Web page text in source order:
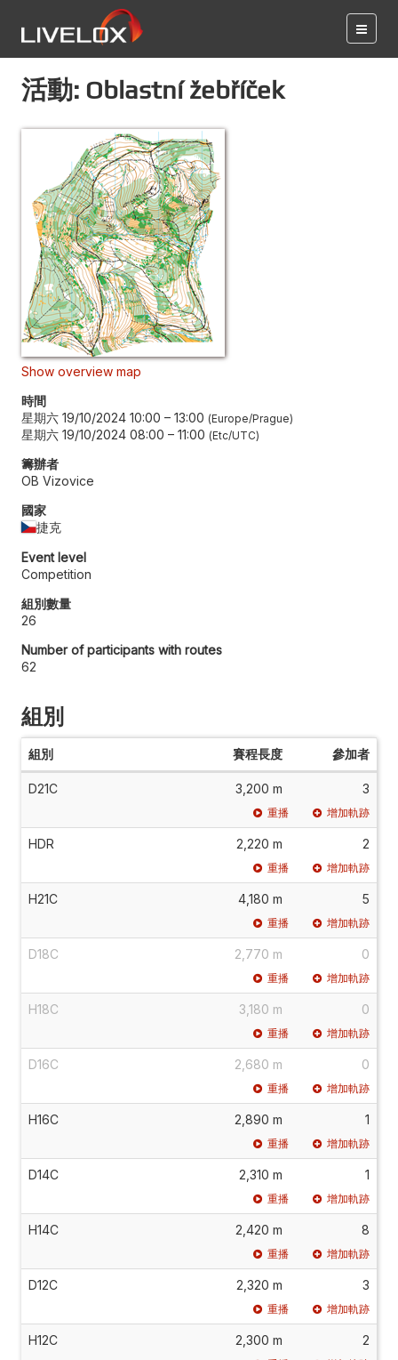
活動: Oblastní žebříček
Show overview map
時間
星期六 19/10/2024 10:00 – 13:00 Europe/Prague
星期六 19/10/2024 08:00 – 11:00 Etc/UTC
籌辦者
OB Vizovice
國家
捷克
Event level
Competition
組別數量
26
Number of participants with routes
62
組別
組別 賽程長度 參加者
D21C 3,200 m 3
重播 增加軌跡
HDR 2,220 m 2
重播 增加軌跡
H21C 4,180 m 5
重播 增加軌跡
D18C 2,770 m 0
重播 增加軌跡
H18C 3,180 m 0
重播 增加軌跡
D16C 2,680 m 0
重播 增加軌跡
H16C 2,890 m 1
重播 增加軌跡
D14C 2,310 m 1
重播 增加軌跡
H14C 2,420 m 8
重播 增加軌跡
D12C 2,320 m 3
重播 增加軌跡
H12C 2,300 m 2